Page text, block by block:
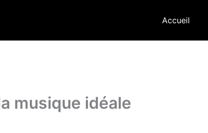
Accueil
musique idéale